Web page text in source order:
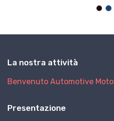
La nostra attività
Benvenuto Automotive Moto
Presentazione